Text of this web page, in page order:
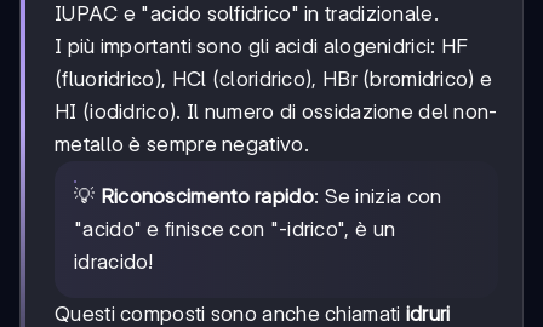
IUPAC e "acido solfidrico" in tradizionale.
I più importanti sono gli acidi alogenidrici: HF
(fluoridrico), HCl (cloridrico), HBr (bromidrico) e
HI (iodidrico). Il numero di ossidazione del non-
metallo è sempre negativo.
💡 Riconoscimento rapido: Se inizia con
"acido" e finisce con "-idrico", è un
idracido!
Questi composti sono anche chiamati idruri